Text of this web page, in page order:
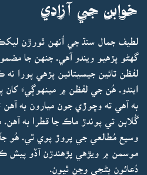
خوابن جي آزادي
لطيف جمال سنڌ جي اُنهن ٿورڙن
گهڻو پڙهيو ويندو آهي. جنهن جا
لفظن تائين جيسيتائين پڙهي پورا نه
ايندو. هُن جي لفظن ۾ مينهوڳيءَ کان
به آهي ته وڇوڙي جون ميارون به آهن
گُلابن تي پوندڙ ماڪ جا قطرا به
وسيع مُطالعي جي پروڙ پوي ٿي. هُو
موسمن ۾ ويڙهي پڙهندڙن آڏو پيش
دُعائون بڻجي وڃن ٿيون.